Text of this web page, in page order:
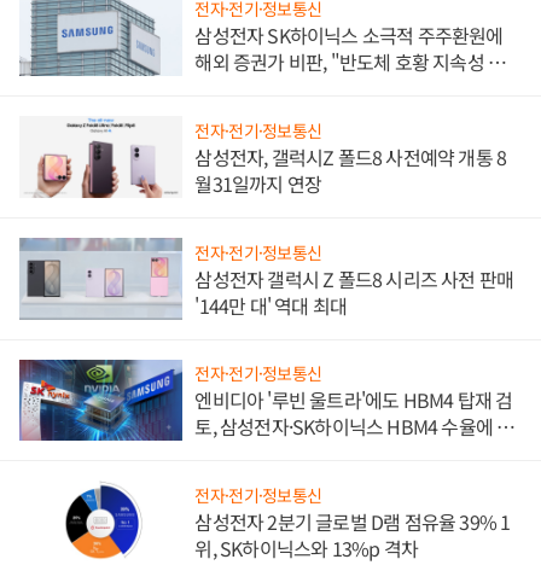
전자·전기·정보통신
삼성전자 SK하이닉스 소극적 주주환원에
해외 증권가 비판, "반도체 호황 지속성 의
전자·전기·정보통신
삼성전자, 갤럭시Z 폴드8 사전예약 개통 8
월31일까지 연장
전자·전기·정보통신
삼성전자 갤럭시 Z 폴드8 시리즈 사전 판매
'144만 대' 역대 최대
전자·전기·정보통신
엔비디아 '루빈 울트라'에도 HBM4 탑재 검
토, 삼성전자·SK하이닉스 HBM4 수율에 주
전자·전기·정보통신
삼성전자 2분기 글로벌 D램 점유율 39% 1
위, SK하이닉스와 13%p 격차